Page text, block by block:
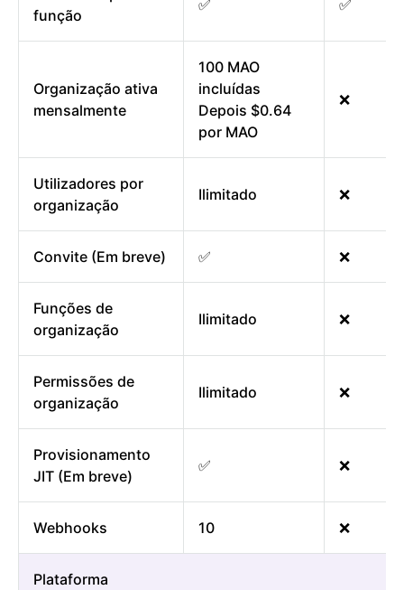
função
✅ ✅
Organização ativa
mensalmente
100 MAO
incluídas
Depois $0.64
por MAO
❌
Utilizadores por
organização
Ilimitado ❌
Convite (Em breve) ✅ ❌
Funções de
organização
Ilimitado ❌
Permissões de
organização
Ilimitado ❌
Provisionamento
JIT (Em breve)
✅ ❌
Webhooks 10 ❌
Plataforma